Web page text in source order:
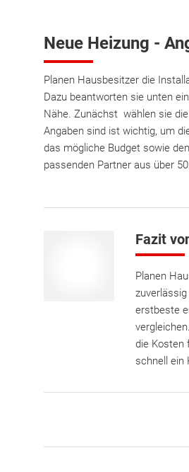
Neue Heizung -
Planen Hausbesitzer die
Dazu beantworten sie unten
Nähe. Zunächst wählen sie
Angaben sind ist wichtig, um
das mögliche Budget sowie
passenden Partner aus über
Fazit
Planen
erstbeste
die Kosten
schnell ein